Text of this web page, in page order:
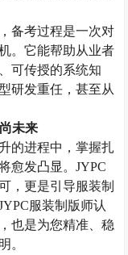
备考过程是一次对
。它能帮助从业者
可传授的系统知
研发重任，甚至从
未来
的进程中，掌握扎
愈发凸显。JYPC
，更是引导服装制
服装制版师认
也是为您精准、稳
。